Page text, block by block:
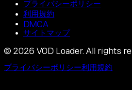
プライバシーポリシー
利用規約
DMCA
サイトマップ
© 2026 VOD Loader. All rights
プライバシーポリシー利用規約